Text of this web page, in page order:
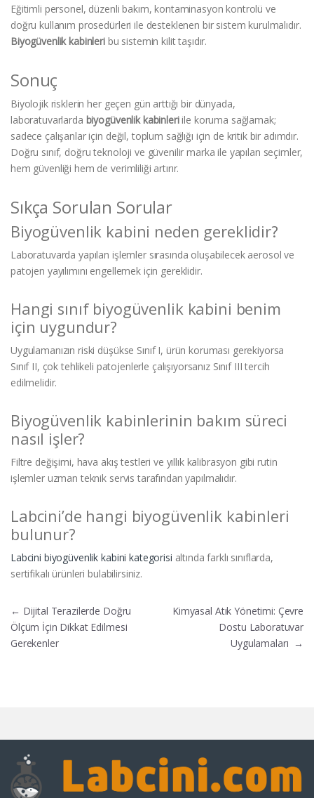
Eğitimli personel, düzenli bakım, kontaminasyon kontrolü ve
doğru kullanım prosedürleri ile desteklenen bir sistem kurulmalıdır.
Biyogüvenlik kabinleribu sistemin kilit taşıdır.
Sonuç
Biyolojik risklerin her geçen gün arttığı bir dünyada,
laboratuvarlarda biyogüvenlik kabinleriile koruma sağlamak;
sadece çalışanlar için değil, toplum sağlığı için de kritik bir adımdır.
Doğru sınıf, doğru teknoloji ve güvenilir marka ile yapılan seçimler,
hem güvenliği hem de verimliliği artırır.
Sıkça Sorulan Sorular
Biyogüvenlik kabini neden gereklidir?
Laboratuvarda yapılan işlemler sırasında oluşabilecek aerosol ve
patojen yayılımını engellemek için gereklidir.
Hangi sınıf biyogüvenlik kabini benim
için uygundur?
Uygulamanızın riski düşükse Sınıf I, ürün koruması gerekiyorsa
Sınıf II, çok tehlikeli patojenlerle çalışıyorsanız Sınıf III tercih
edilmelidir.
Biyogüvenlik kabinlerinin bakım süreci
nasıl işler?
Filtre değişimi, hava akış testleri ve yıllık kalibrasyon gibi rutin
işlemler uzman teknik servis tarafından yapılmalıdır.
Labcini’de hangi biyogüvenlik kabinleri
bulunur?
Labcini biyogüvenlik kabini kategorisi altında farklı sınıflarda,
sertifikalı ürünleri bulabilirsiniz.
Yazı gezinmesi
← Dijital Terazilerde Doğru
Ölçüm İçin Dikkat Edilmesi
Gerekenler
Kimyasal Atık Yönetimi: Çevre
Dostu Laboratuvar
Uygulamaları →